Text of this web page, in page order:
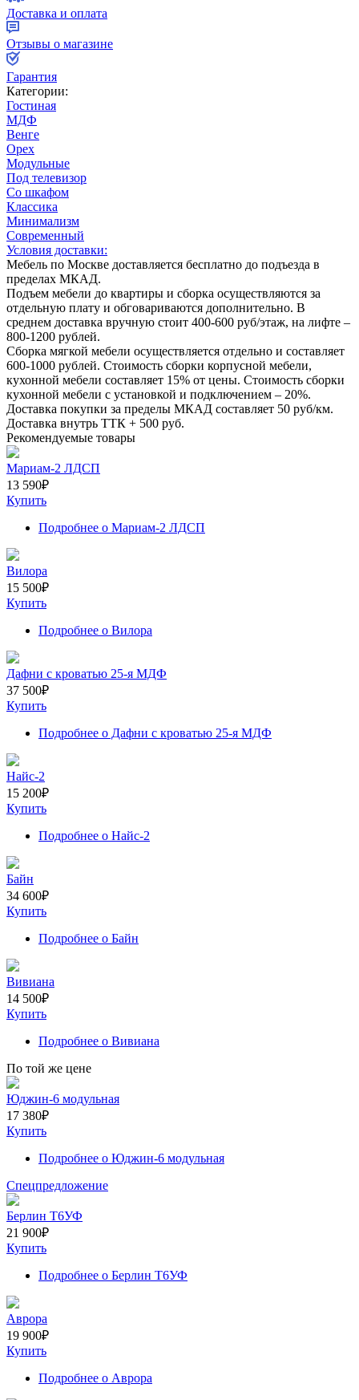
Доставка и оплата
Отзывы о магазине
Гарантия
Категории:
Гостиная
МДФ
Венге
Орех
Модульные
Под телевизор
Со шкафом
Классика
Минимализм
Современный
Условия доставки:
Мебель по Москве доставляется бесплатно до подъезда в
пределах МКАД.
Подъем мебели до квартиры и сборка осуществляются за
отдельную плату и обговариваются дополнительно. В
среднем доставка вручную стоит 400-600 руб/этаж, на лифте –
800-1200 рублей.
Сборка мягкой мебели осуществляется отдельно и составляет
600-1000 рублей. Стоимость сборки корпусной мебели,
кухонной мебели составляет 15% от цены. Стоимость сборки
кухонной мебели с установкой и подключением – 20%.
Доставка покупки за пределы МКАД составляет 50 руб/км.
Доставка внутрь ТТК + 500 руб.
Рекомендуемые товары
Мариам-2 ЛДСП
13 590₽
Купить
Подробнее о Мариам-2 ЛДСП
Вилора
15 500₽
Купить
Подробнее о Вилора
Дафни с кроватью 25-я МДФ
37 500₽
Купить
Подробнее о Дафни с кроватью 25-я МДФ
Найс-2
15 200₽
Купить
Подробнее о Найс-2
Байн
34 600₽
Купить
Подробнее о Байн
Вивиана
14 500₽
Купить
Подробнее о Вивиана
По той же цене
Юджин-6 модульная
17 380₽
Купить
Подробнее о Юджин-6 модульная
Спецпредложение
Берлин Т6УФ
21 900₽
Купить
Подробнее о Берлин Т6УФ
Аврора
19 900₽
Купить
Подробнее о Аврора